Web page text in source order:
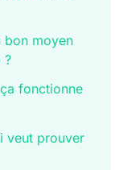
bon moyen
?
fonctionne
veut prouver